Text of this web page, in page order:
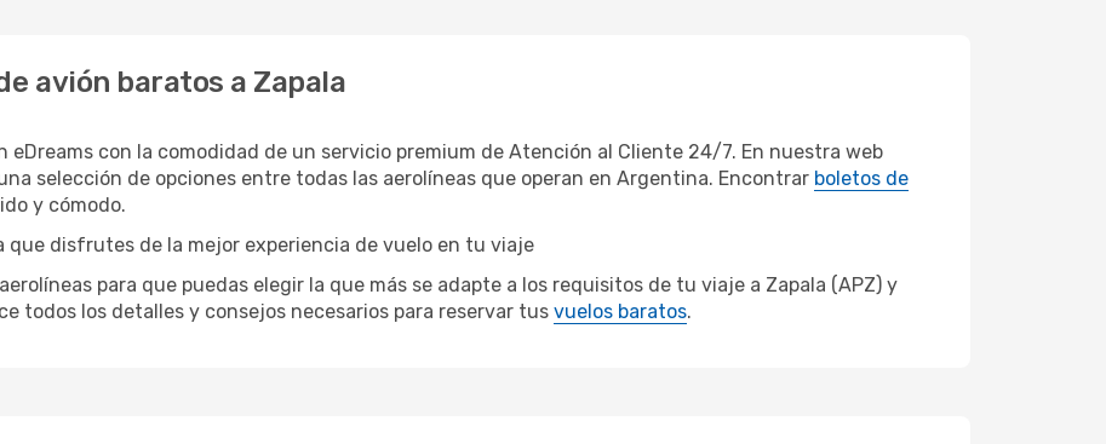
avión baratos a Zapala
eDreams con la comodidad de un servicio premium de Atención al Cliente 24/7. En nuestra web
selección de opciones entre todas las aerolíneas que operan en Argentina. Encontrar boletos de
y cómodo.
que disfrutes de la mejor experiencia de vuelo en tu viaje
para que puedas elegir la que más se adapte a los requisitos de tu viaje a Zapala (APZ) y
todos los detalles y consejos necesarios para reservar tus vuelos baratos.